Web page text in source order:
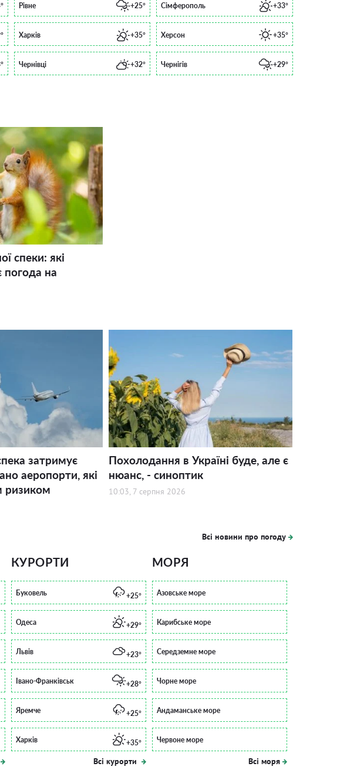
Рівне +25° Сімферополь +33°
Харків +35° Херсон +35°
Чернівці +32° Чернігів +29°
спеки: які
погода на
затримує
аеропорти, які
ризиком
Похолодання в Україні буде, але є
нюанс, - синоптик
10:03, 7 серпня 2026
Всі новини про погоду
КУРОРТИ
Буковель +25°
Одеса +29°
Львів +23°
Івано-Франківськ +28°
Яремче +25°
Харків +35°
Всі курорти
МОРЯ
Азовське море
Карибське море
Середземне море
Чорне море
Андаманське море
Червоне море
Всі моря